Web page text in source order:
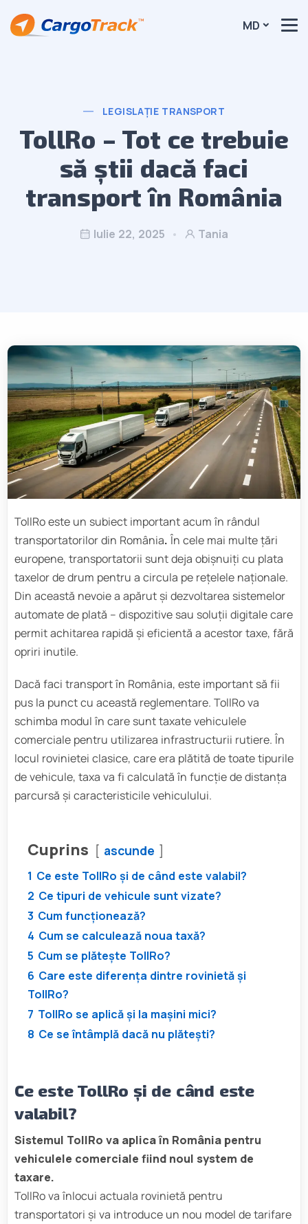
MD
LEGISLAȚIE TRANSPORT
TollRo – Tot ce trebuie
să știi dacă faci
transport în România
Iulie 22, 2025 Tania
TollRo este un subiect important acum în rândul
transportatorilor din România. În cele mai multe țări
europene, transportatorii sunt deja obișnuiți cu plata
taxelor de drum pentru a circula pe rețelele naționale.
Din această nevoie a apărut și dezvoltarea sistemelor
automate de plată – dispozitive sau soluții digitale care
permit achitarea rapidă și eficientă a acestor taxe, fără
opriri inutile.
Dacă faci transport în România, este important să fii
pus la punct cu această reglementare. TollRo va
schimba modul în care sunt taxate vehiculele
comerciale pentru utilizarea infrastructurii rutiere. În
locul rovinietei clasice, care era plătită de toate tipurile
de vehicule, taxa va fi calculată în funcție de distanța
parcursă și caracteristicile vehiculului.
Cuprins ascunde
1 Ce este TollRo și de când este valabil?
2 Ce tipuri de vehicule sunt vizate?
3 Cum funcționează?
4 Cum se calculează noua taxă?
5 Cum se plătește TollRo?
6 Care este diferența dintre rovinietă și
TollRo?
7 TollRo se aplică și la mașini mici?
8 Ce se întâmplă dacă nu plătești?
Ce este TollRo și de când este
valabil?
Sistemul TollRo va aplica în România pentru
vehiculele comerciale fiind noul system de
taxare.
TollRo va înlocui actuala rovinietă pentru
transportatori și va introduce un nou model de tarifare